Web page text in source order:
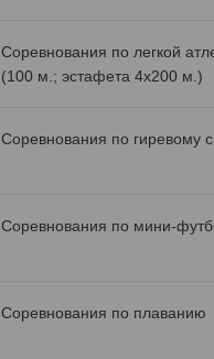
Соревнования по легкой
(100 м.; эстафета 4х200 м.)
Соревнования по гиревому
Соревнования по мини-
Соревнования по плаванию